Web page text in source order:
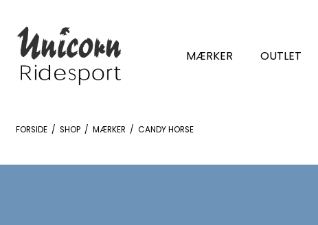
MÆRKER OUTLET
FORSIDE / SHOP / MÆRKER / CANDY HORSE